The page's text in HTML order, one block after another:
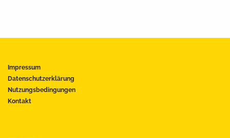
Impressum
Datenschutzerklärung
Nutzungsbedingungen
Kontakt